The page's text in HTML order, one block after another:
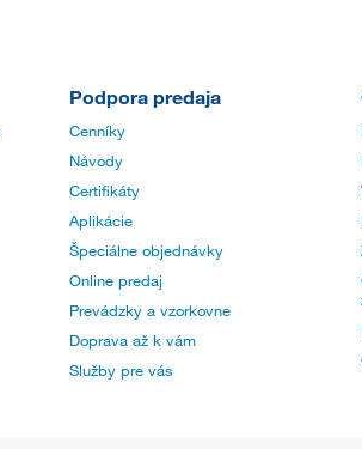
Podpora predaja
Cenníky
Návody
Certifikáty
Aplikácie
Špeciálne objednávky
Online predaj
Prevádzky a vzorkovne
Doprava až k vám
Služby pre vás